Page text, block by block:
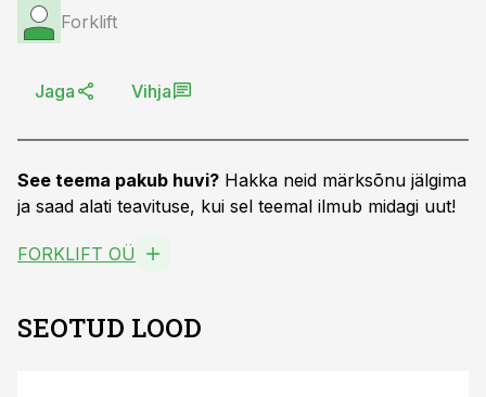
Forklift
Jaga Vihja
See teema pakub huvi? Hakka neid märksõnu jälgima
ja saad alati teavituse, kui sel teemal ilmub midagi uut!
FORKLIFT OÜ
SEOTUD LOOD